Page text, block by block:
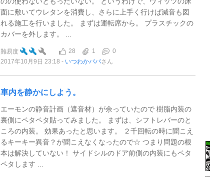
面に敷いてウレタンを消費し、さらに上手く行けば減音も図
れる施工を行いました。 まずは運転席から。 プラスチックの
カバーを外します。 ...
難易度 28 1
0
2017年10月9日 23:18
いつわかパパさん
車内を静かにしよう。
エーモンの静音計画（遮音材）が余っていたので 樹脂内装の
裏側にペタペタ貼ってみました。 まずは、シフトレバーのと
ころの内装。 効果あったと思います。 ２千回転の時に聞こえ
るキーキー異音？が聞こえなくなったので☆ つまり問題の根
本は解決していない！ サイドシルのドア前側の内装にもペタ
ペタします ...